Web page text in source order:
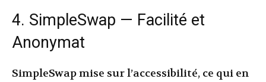
4. SimpleSwap — Facilité et
Anonymat
SimpleSwap mise sur l’accessibilité, ce qui en